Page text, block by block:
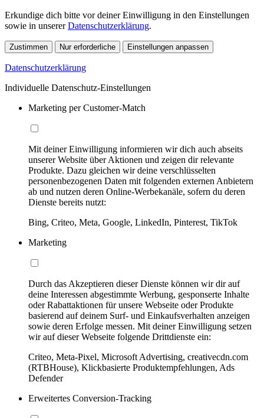
Erkundige dich bitte vor deiner Einwilligung in den Einstellungen
sowie in unsererDatenschutzerklärung.
Zustimmen Nur erforderliche Einstellungen anpassen
Datenschutzerklärung
Individuelle Datenschutz-Einstellungen
Marketing per Customer-Match
Mit deiner Einwilligung informieren wir dich auch abseits
unserer Website über Aktionen und zeigen dir relevante
Produkte. Dazu gleichen wir deine verschlüsselten
personenbezogenen Daten mit folgenden externen Anbietern
ab und nutzen deren Online-Werbekanäle, sofern du deren
Dienste bereits nutzt:
Bing, Criteo, Meta, Google, LinkedIn, Pinterest, TikTok
Marketing
Durch das Akzeptieren dieser Dienste können wir dir auf
deine Interessen abgestimmte Werbung, gesponserte Inhalte
oder Rabattaktionen für unsere Webseite oder Produkte
basierend auf deinem Surf- und Einkaufsverhalten anzeigen
sowie deren Erfolge messen. Mit deiner Einwilligung setzen
wir auf dieser Webseite folgende Drittdienste ein:
Criteo, Meta-Pixel, Microsoft Advertising, creativecdn.com
(RTBHouse), Klickbasierte Produktempfehlungen, Ads
Defender
Erweitertes Conversion-Tracking